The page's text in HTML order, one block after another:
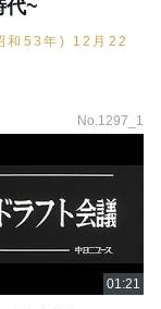
代~
和53年) 12月22
No.1297_1